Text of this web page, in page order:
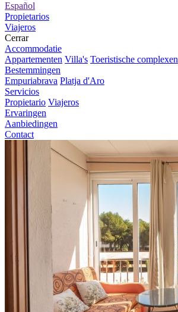
Español
Propietarios
Viajeros
Cerrar
Accommodatie
Appartementen Villa's Toeristische complexen
Bestemmingen
Empuriabrava Platja d'Aro
Servicios
Propietario Viajeros
Ervaringen
Aanbiedingen
Contact